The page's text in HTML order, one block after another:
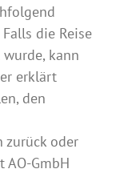
die Reise
kann
erklärt
den
zurück oder
GmbH